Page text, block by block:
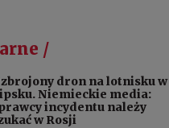
РУССКИЙ
/
dron na lotnisku w
Niemieckie media:
incydentu należy
w Rosji